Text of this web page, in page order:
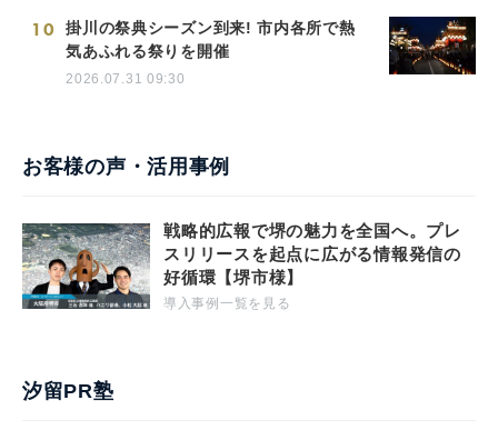
10
掛川の祭典シーズン到来! 市内各所で熱
気あふれる祭りを開催
2026.07.31 09:30
お客様の声・活用事例
戦略的広報で堺の魅力を全国へ。プレ
スリリースを起点に広がる情報発信の
好循環【堺市様】
導入事例一覧を見る
汐留PR塾